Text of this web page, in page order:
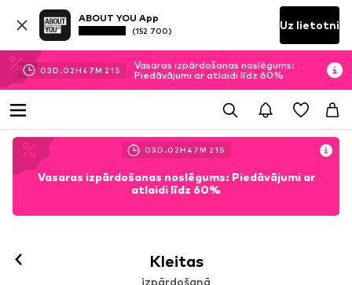
ABOUT YOU App
(152 700) Uz lietotni
03D.02H 47M 18 S
Vasaras izpārdošanas noslēgums:
Piedāvājumi ar atlaidi līdz 60%
03D.02H 47M 18 S
Vasaras izpārdošanas noslēgums: Piedāvājumi ar
atlaidi līdz 60%
Kleitas
izpārdošanā